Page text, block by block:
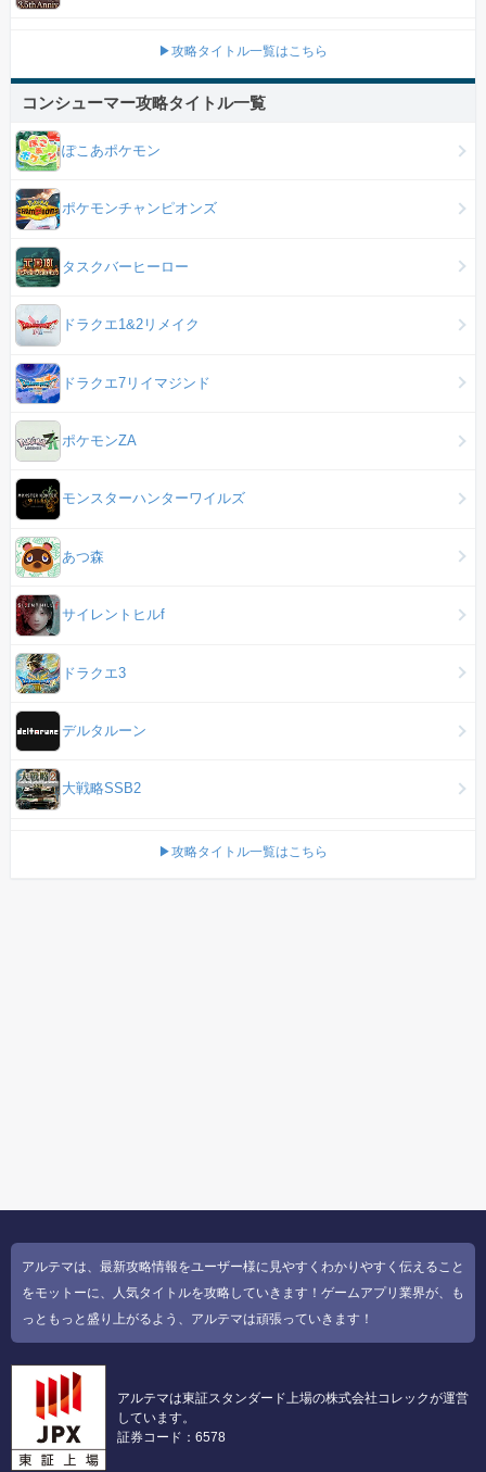
▶攻略タイトル一覧はこちら
コンシューマー攻略タイトル一覧
ぽこあポケモン
ポケモンチャンピオンズ
タスクバーヒーロー
ドラクエ1&2リメイク
ドラクエ7リイマジンド
ポケモンZA
モンスターハンターワイルズ
あつ森
サイレントヒルf
ドラクエ3
デルタルーン
大戦略SSB2
▶攻略タイトル一覧はこちら
アルテマは、最新攻略情報をユーザー様に見やすくわかりやすく伝えること
をモットーに、人気タイトルを攻略していきます！ゲームアプリ業界が、も
っともっと盛り上がるよう、アルテマは頑張っていきます！
アルテマは東証スタンダード上場の株式会社コレックが運営
しています。
証券コード：6578